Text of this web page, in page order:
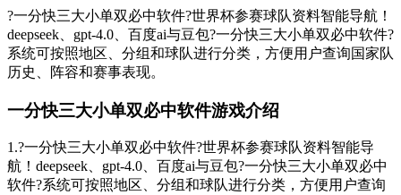
?️一分快三大小单双必中软件?️世界杯参赛球队资料智能导航！
deepseek、gpt-4.0、百度ai与豆包?️一分快三大小单双必中软件?️
系统可按照地区、分组和球队进行分类，方便用户查询国家队
历史、阵容和赛事表现。
一分快三大小单双必中软件游戏介绍
1.?️一分快三大小单双必中软件?️世界杯参赛球队资料智能导
航！deepseek、gpt-4.0、百度ai与豆包?️一分快三大小单双必中
软件?️系统可按照地区、分组和球队进行分类，方便用户查询